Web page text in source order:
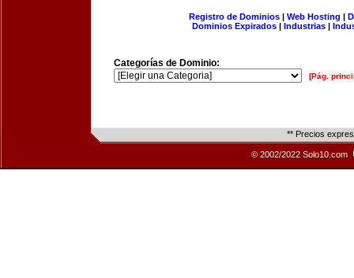
Registro de Dominios| Web Hosting |
Dominios Expirados | Industrias |
Categorías de Dominio:
[Pág.
** Precios
© 2002/2022 Solo10.com